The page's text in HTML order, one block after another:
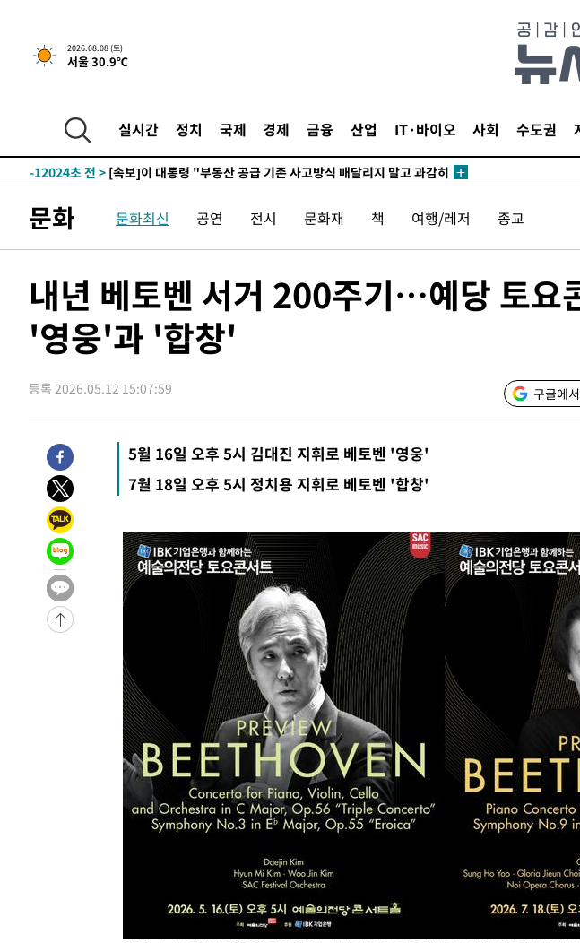
2026.08.08 (토)
서울 30.9℃
실시간 정치 국제 경제 금융 산업 IT·바이오 사회 수도권
2시간 전 >[속보]규제합리화위원회 부위원장에 김태유 서울대 공대 교수…이병태
-16713초 전 >
미 사업체 일자리, 7월에 2.3만개 순감하고 그 전 2개월 10.3만개
하향수정 (2보)
-16161초 전 >
↓
-12024초 전 > [속보]이 대통령 "부동산 공급 기존 사고방식 매달리지 말고 과감히
운드는 임시"
-2677초 전 >
"낮 기온 소폭 하락"…수도권 폭염중대경보, 폭염경보로 하향
-2641초 전 >[속보]이 대통령, '호우피해' 안동·의성 관할 4개 면 특별재난지역 선
갈 수도
-575초 전 >
낮 최고 37도 찜통더위…곳곳 소나기·강원 많은 비[내일날씨]
18분 전 >SK하이닉스, 용인·청주 팹에 54조 투자…"AI 메모리 수요 선제 대응"
1시간 전 >여자배구 이재영·이다영 자매, 아제르바이잔 투란VC 입단
1시간 전 >[속보]코스닥, 2.86포인트(0.36%) 내린 798.81마감
1시간 전 >[속보]코스피, 6200선 약보합…0.60% 내린 6258.77에 마쳐
1시간 전 >
[속보]원·달러 환율, 7.7원 내린 1416.1원 마감
1시간 전 >
[속보] 노원서 40.1도 관측…서울, 2018년 이후 첫 40도
2시간 전 >
[속보]종합특검, '계엄 수용공간 확보' 신용해 前교정본부장 기소
2시간 전 >
2시간 전 >
11시간 압수수색에 성접대 파문까지…'쑥대밭' 된 축구협회
2시간 전 >
[속보]규제합리화위원회 부위원장에 김태유 서울대 공대 교수…이병태
후임
-19574초 전 >
이강인, 폭염 속 AT마드리드 첫 훈련…80명 식사 대접까지(종합)
-16713초 전 >
미 사업체 일자리, 7월에 2.3만개 순감하고 그 전 2개월 10.3만개
[속보] 미 사업체, 일자리 7월에 2.3만 개 줄어…실업률은 4.1%로
[속보]이 대통령 "부동산 공급 기존 사고방식 매달리지 말고 과감히
이란, "오만과 '중앙 단일 루트' 합의…북쪽 인바운드·남쪽 아웃바
"낮 기온 소폭 하락"…수도권 폭염중대경보, 폭염경보로 하향
[속보]이 대통령, '호우피해' 안동·의성 관할 4개 면 특별재난지역 선
[단독]중수청 지원 검사들, 정원 초과 시 낮은 계급 임용…희망지 못
낮 최고 37도 찜통더위…곳곳 소나기·강원 많은 비[내일날씨]
SK하이닉스, 용인·청주 팹에 54조 투자…"AI 메모리 수요 선제 대응"
여자배구 이재영·이다영 자매, 아제르바이잔 투란VC 입단
외국인 심판 성 접대 7경기 들여다보니…한국 축구 '5승 2무'
[속보]코스닥, 2.86포인트(0.36%) 내린 798.81마감
[속보]코스피, 6200선 약보합…0.60% 내린 6258.77에 마쳐
문화 문화최신 공연 전시 문화재 책 여행/레저 종교
내년 베토벤 서거 200주기…예당 토요
'영웅'과 '합창'
등록 2026.05.12 15:07:59 구글에
5월 16일 오후 5시 김대진 지휘로 베토벤 '영웅'
7월 18일 오후 5시 정치용 지휘로 베토벤 '합창'